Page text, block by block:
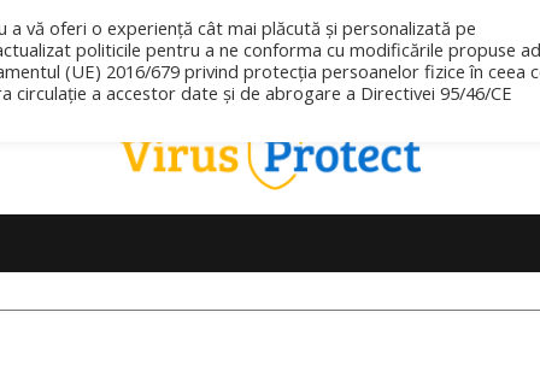
a vă oferi o experiență cât mai plăcută și personalizată pe
politicile pentru a ne conforma cu modificările propuse
(UE) 2016/679 privind protecția persoanelor fizice în ceea
a accestor date și de abrogare a Directivei 95/46/CE